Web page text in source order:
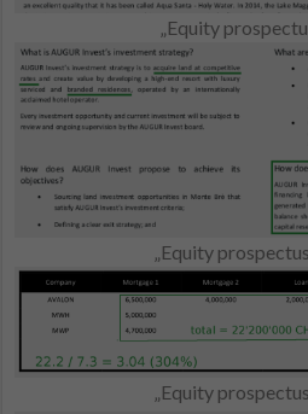
„Equity
„Equity
„Equity